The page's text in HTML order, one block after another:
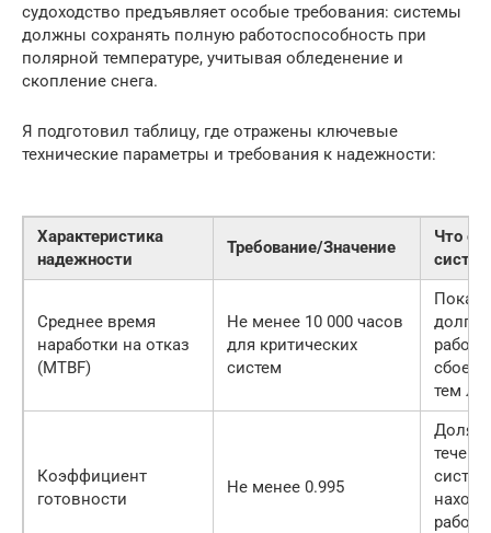
судоходство предъявляет особые требования: системы
должны сохранять полную работоспособность при
полярной температуре, учитывая обледенение и
скопление снега.
Я подготовил таблицу, где отражены ключевые
технические параметры и требования к надежности:
Характеристика
надежности
Требование/Значение
Что
Среднее время
наработки на отказ
(MTBF)
Не менее 10 000 часов
для критических
систем
долго
тем
Коэффициент
готовности
Не менее 0.995
Доля